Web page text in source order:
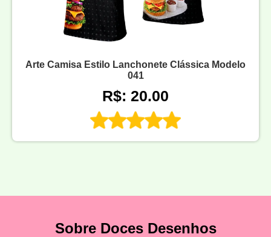
Arte Camisa Estilo Lanchonete Clássica Modelo
041
R$: 20.00
Sobre Doces Desenhos